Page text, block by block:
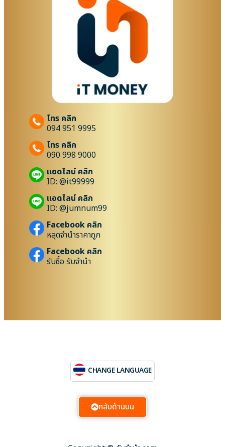
โทร คลิก
094 951 9995
โทร คลิก
090 998 9000
แอดไลน์ คลิก
ID: @it99999
แอดไลน์ คลิก
ID: @jumnum99
Facebook คลิก
หลุดจำนำราคาถูก
Facebook คลิก
รับซื้อ รับจำนำ
CHANGE LANGUAGE
กลับด้านบน